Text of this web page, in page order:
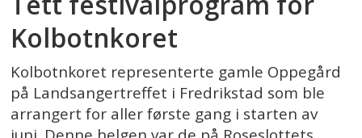
Kolbotnkoret
Kolbotnkoret representerte gamle Oppegård
på Landsangertreffet i Fredrikstad som ble
arrangert for aller første gang i starten av